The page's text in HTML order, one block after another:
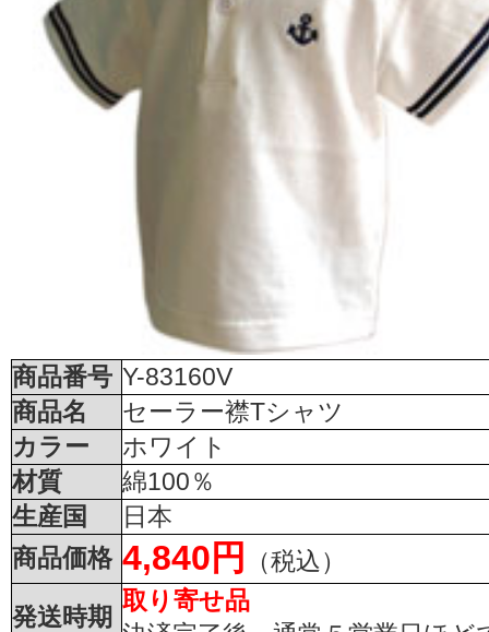
商品番号 Y-83160V
商品名
セーラー襟Tシャツ
カラー
ホワイト
材質
綿100％
生産国
日本
商品価格 4,840円
（税込）
発送時期
取り寄せ品